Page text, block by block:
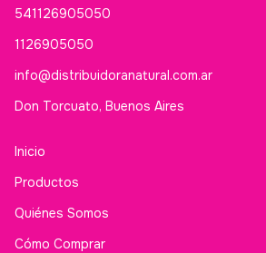
541126905050
1126905050
info@distribuidoranatural.com.ar
Don Torcuato, Buenos Aires
Inicio
Productos
Quiénes Somos
Cómo Comprar